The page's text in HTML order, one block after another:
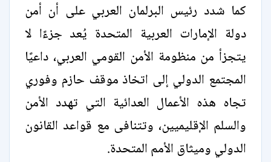
كما شدد رئيس البرلمان العربي على أن أمن
دولة الإمارات العربية المتحدة يُعد جزءًا لا
يتجزأ من منظومة الأمن القومي العربي، داعيًا
المجتمع الدولي إلى اتخاذ موقف حازم وفوري
تجاه هذه الأعمال العدائية التي تهدد الأمن
والسلم الإقليميين، وتتنافى مع قواعد القانون
الدولي وميثاق الأمم المتحدة.